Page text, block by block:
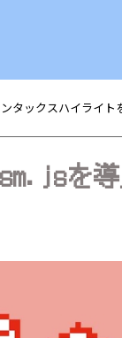
タックスハイライト
を